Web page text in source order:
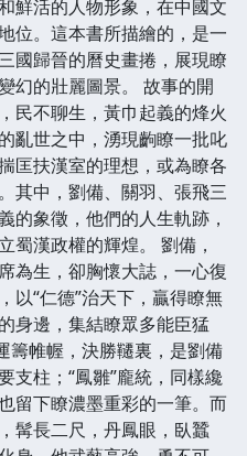
鮮活的人物形象，在中國文
位。這本書所描繪的，是一
國歸晉的曆史畫捲，展現瞭
幻的壯麗圖景。 故事的開
民不聊生，黃巾起義的烽火
亂世之中，湧現齣瞭一批叱
匡扶漢室的理想，或為瞭各
其中，劉備、關羽、張飛三
的象徵，他們的人生軌跡，
蜀漢政權的輝煌。 劉備，
為生，卻胸懷大誌，一心復
以“仁德”治天下，贏得瞭無
身邊，集結瞭眾多能臣猛
籌帷幄，決勝韆裏，是劉備
支柱；“鳳雛”龐統，同樣纔
留下瞭濃墨重彩的一筆。而
髯長二尺，丹鳳眼，臥蠶